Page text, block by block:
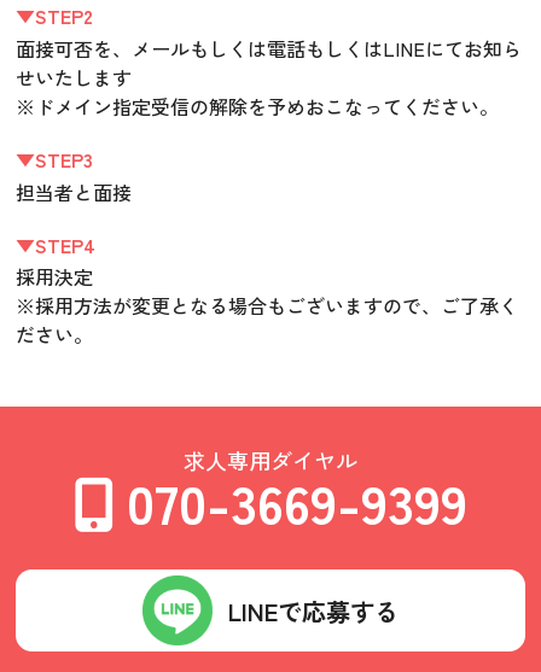
▼STEP2
面接可否を、メールもしくは電話もしくはLINEにてお知ら
せいたします
※ドメイン指定受信の解除を予めおこなってください。
▼STEP3
担当者と面接
▼STEP4
採用決定
※採用方法が変更となる場合もございますので、ご了承く
ださい。
求人専用ダイヤル
070-3669-9399
LINEで応募する